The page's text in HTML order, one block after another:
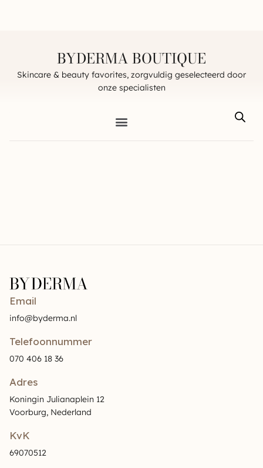
BYDERMA BOUTIQUE
Skincare & beauty favorites, zorgvuldig geselecteerd door
onze specialisten
Email
info@byderma.nl
Telefoonnummer
070 406 18 36
Adres
Koningin Julianaplein 12
Voorburg, Nederland
KvK
69070512